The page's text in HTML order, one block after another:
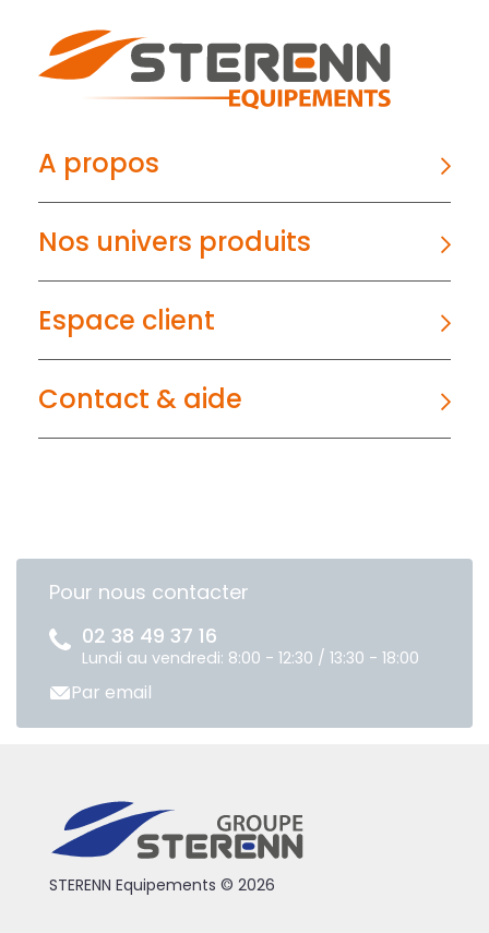
A propos
Nos univers produits
Espace client
Contact & aide
Pour nous contacter
02 38 49 37 16
Lundi au vendredi: 8:00 - 12:30 / 13:30 - 18:00
Par email
STERENN Equipements © 2026